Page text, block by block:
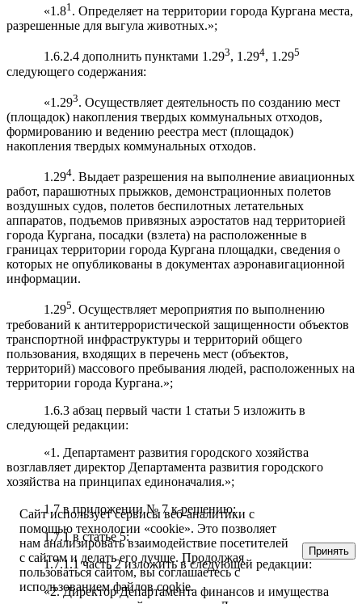
«1.81. Определяет на территории города Кургана места,
разрешенные для выгула животных.»;
1.6.2.4 дополнить пунктами 1.293, 1.294, 1.295
следующего содержания:
«1.293. Осуществляет деятельность по созданию мест
(площадок) накопления твердых коммунальных отходов,
формированию и ведению реестра мест (площадок)
накопления твердых коммунальных отходов.
1.294. Выдает разрешения на выполнение авиационных
работ, парашютных прыжков, демонстрационных полетов
воздушных судов, полетов беспилотных летательных
аппаратов, подъемов привязных аэростатов над территорией
города Кургана, посадки (взлета) на расположенные в
границах территории города Кургана площадки, сведения о
которых не опубликованы в документах аэронавигационной
информации.
1.295. Осуществляет мероприятия по выполнению
требований к антитеррористической защищенности объектов
транспортной инфраструктуры и территорий общего
пользования, входящих в перечень мест (объектов,
территорий) массового пребывания людей, расположенных на
территории города Кургана.»;
1.6.3 абзац первый части 1 статьи 5 изложить в
следующей редакции:
«1. Департамент развития городского хозяйства
возглавляет директор Департамента развития городского
хозяйства на принципах единоначалия.»;
1.7 в приложении № 7 к решению:
1.7.1 в статье 5:
1.7.1.1 часть 2 изложить в следующей редакции:
«2.Директор Департамента финансов и имущества
Сайт использует сервисы веб-аналитики с
помощью технологии «cookie». Это позволяет
нам анализировать взаимодействие посетителей
с сайтом и делать его лучше. Продолжая
пользоваться сайтом, вы соглашаетесь с
использованием файлов cookie.
Принять